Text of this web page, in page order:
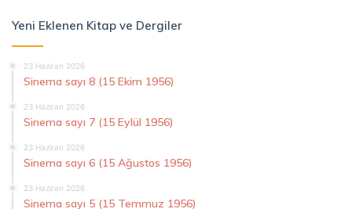
Yeni Eklenen Kitap ve Dergiler
23 Haziran 2026
Sinema sayı 8 (15 Ekim 1956)
23 Haziran 2026
Sinema sayı 7 (15 Eylül 1956)
23 Haziran 2026
Sinema sayı 6 (15 Ağustos 1956)
23 Haziran 2026
Sinema sayı 5 (15 Temmuz 1956)